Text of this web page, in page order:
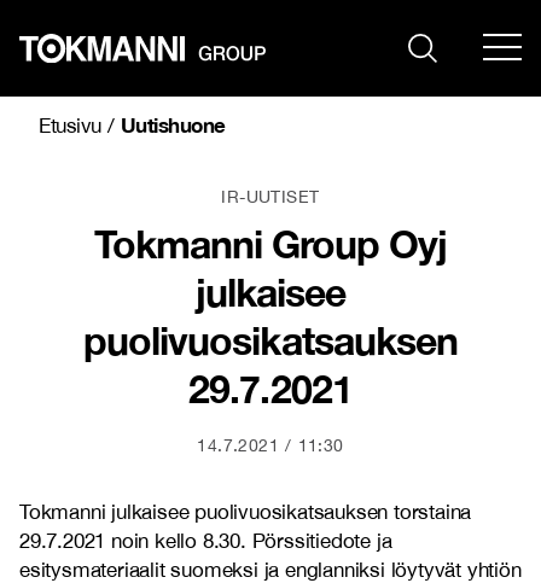
sisältöön
Etusivu/ Uutishuone
IR-UUTISET
Tokmanni Group Oyj
julkaisee
puolivuosikatsauksen
29.7.2021
14.7.2021 11:30
Tokmanni julkaisee puolivuosikatsauksentorstaina
29.7.2021 noin kello 8.30. Pörssitiedote ja
esitysmateriaalit suomeksi ja englanniksi löytyvät yhtiön